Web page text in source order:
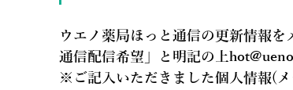
ウエノ薬局ほっと通信の更新情報を
通信配信希望 」と明記の上
※ご記入いただきました個人情報(